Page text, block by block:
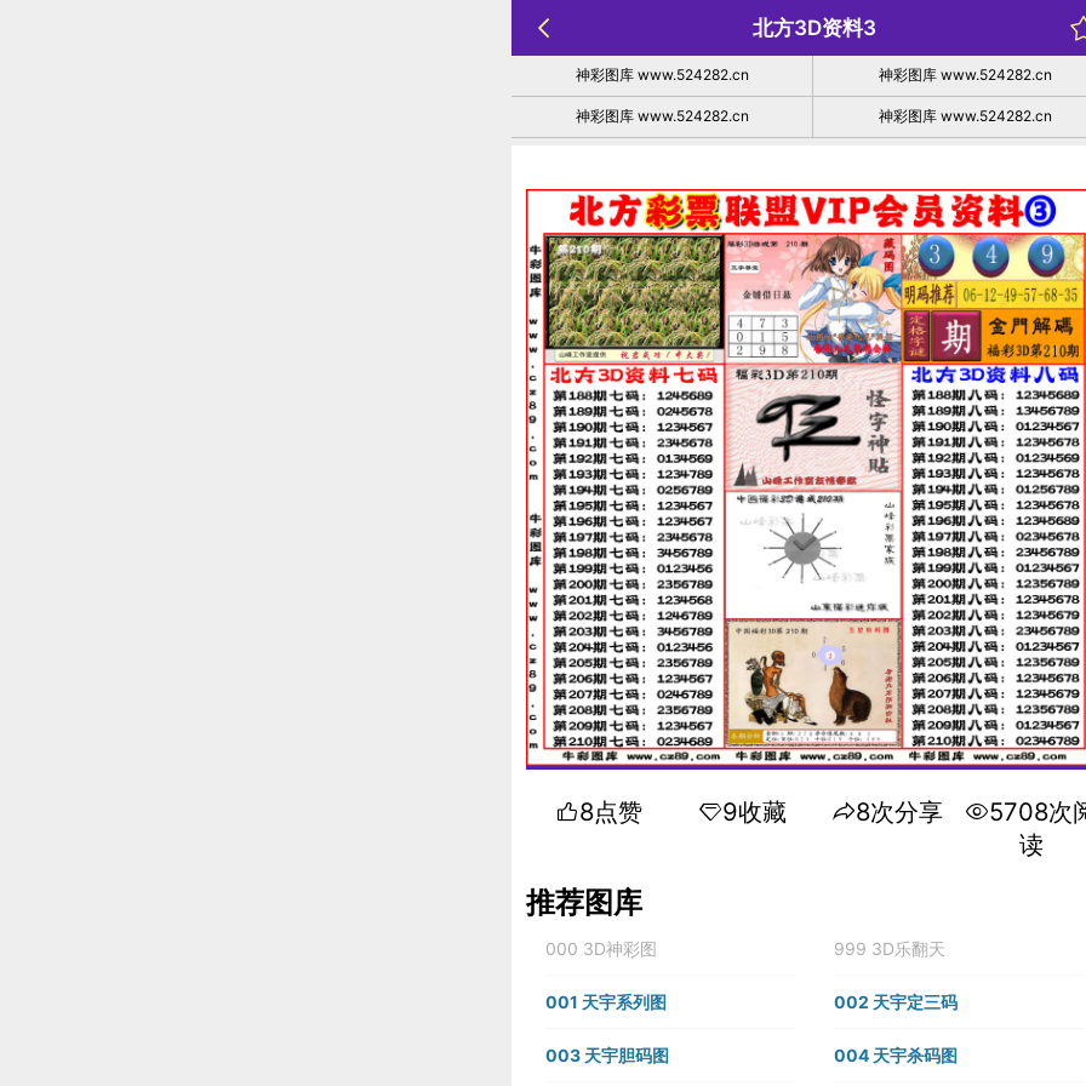
北方3D资料3
神彩图库 www.524282.cn 神彩图库 www.524282.cn
神彩图库 www.524282.cn 神彩图库 www.524282.cn
8点赞 9收藏 8次分享
5708次
读
推荐图库
000 3D神彩图 999 3D乐翻天
001 天宇系列图 002 天宇定三码
003 天宇胆码图 004 天宇杀码图